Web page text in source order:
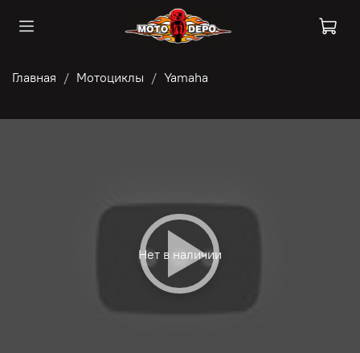
Главная Мотоциклы Yamaha
Нет в наличии